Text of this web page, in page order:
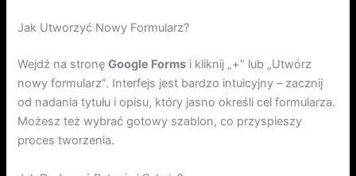
Jak Utworzyć Nowy Formularz?
Wejdź na stronęGoogle Forms i kliknij „+” lub „Utwórz
nowy formularz”. Interfejs jest bardzo intuicyjny – zacznij
od nadania tytułu i opisu, który jasno określi cel formularza.
Możesz też wybrać gotowy szablon, co przyspieszy
proces tworzenia.